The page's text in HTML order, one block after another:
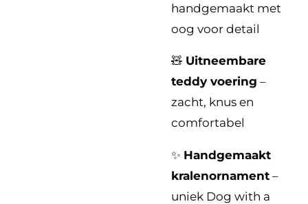
handgemaakt met
oog voor detail
🧸 Uitneembare
teddy voering –
zacht, knus en
comfortabel
✨ Handgemaakt
kralenornament –
uniek Dog with a